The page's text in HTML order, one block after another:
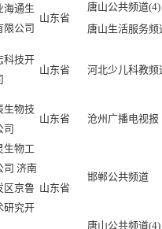
海通生
限公司
山东省
唐山公共频道(4)
唐山生活服务频
科技开
山东省 河北少儿科教频
生物技
司
山东省 沧州广播电视报
生物工
司 济南
区京鲁
研究开
山东省
邯郸公共频道
唐山公共频道(4)